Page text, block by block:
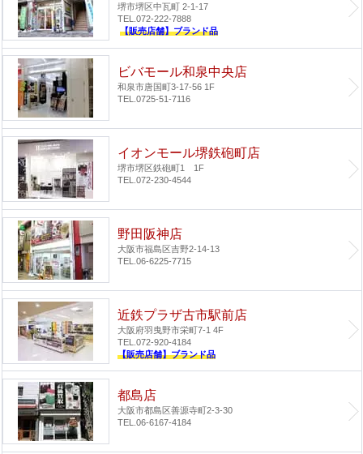
堺市堺区中瓦町 2-1-17
TEL.072-222-7888
【販売店舗】ブランド品
ビバモール和泉中央店
和泉市唐国町3-17-56 1F
TEL.0725-51-7116
イオンモール堺鉄砲町店
堺市堺区鉄砲町1 1F
TEL.072-230-4544
野田阪神店
大阪市福島区吉野2-14-13
TEL.06-6225-7715
近鉄プラザ古市駅前店
大阪府羽曳野市栄町7-1 4F
TEL.072-920-4184
【販売店舗】ブランド品
都島店
大阪市都島区善源寺町2-3-30
TEL.06-6167-4184